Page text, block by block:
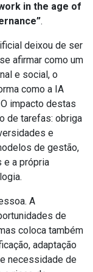
in the age of
.
deixou de ser
afirmar como um
e social, o
como a IA
impacto destas
de tarefas: obriga
e
de gestão,
e a própria
A
de
coloca também
adaptação
necessidade de